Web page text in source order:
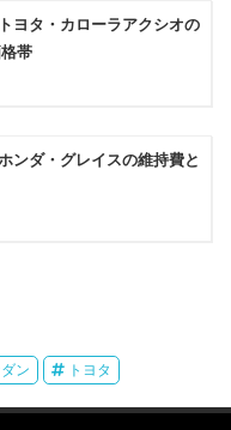
トヨタ・カローラアクシオの
帯
ンダ・グレイスの維持費と
ン トヨタ